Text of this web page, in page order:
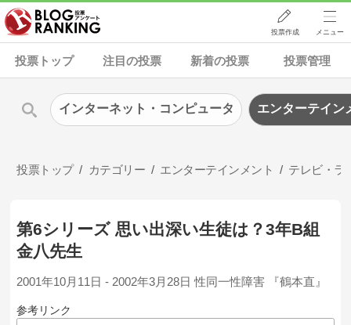
投票作成 メニュー
投票トップ 注目の投票 新着の投票 投票管理
投票トップ カテゴリー エンターテインメント テレビ・ラ
第6シリーズ 思い出深い生徒は？3年B組
金八先生
2001年10月11日 - 2002年3月28日 性同一性障害 『鶴本直』
参考リンク
インターネット・コンピュータ エンターテイン